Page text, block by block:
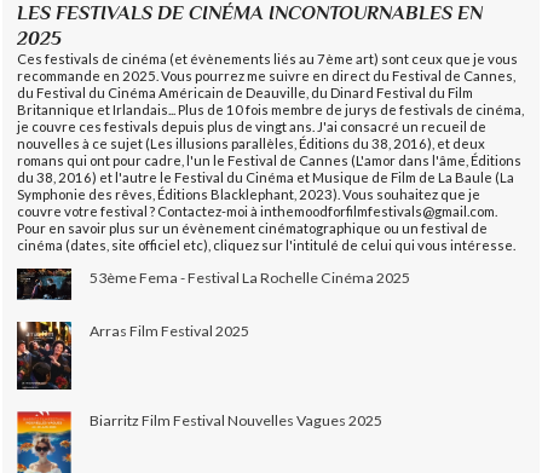
LES FESTIVALS DE CINÉMA INCONTOURNABLES EN
2025
Ces festivals de cinéma (et évènements liés au 7ème art) sont ceux que je vous
recommande en 2025. Vous pourrez me suivre en direct du Festival de Cannes,
du Festival du Cinéma Américain de Deauville, du Dinard Festival du Film
Britannique et Irlandais... Plus de 10 fois membre de jurys de festivals de cinéma,
je couvre ces festivals depuis plus de vingt ans. J'ai consacré un recueil de
nouvelles à ce sujet (Les illusions parallèles, Éditions du 38, 2016), et deux
romans qui ont pour cadre, l'un le Festival de Cannes (L'amor dans l'âme, Éditions
du 38, 2016) et l'autre le Festival du Cinéma et Musique de Film de La Baule (La
Symphonie des rêves, Éditions Blacklephant, 2023). Vous souhaitez que je
couvre votre festival ? Contactez-moi à inthemoodforfilmfestivals@gmail.com.
Pour en savoir plus sur un évènement cinématographique ou un festival de
cinéma (dates, site officiel etc), cliquez sur l'intitulé de celui qui vous intéresse.
53ème Fema - Festival La Rochelle Cinéma 2025
Arras Film Festival 2025
Biarritz Film Festival Nouvelles Vagues 2025